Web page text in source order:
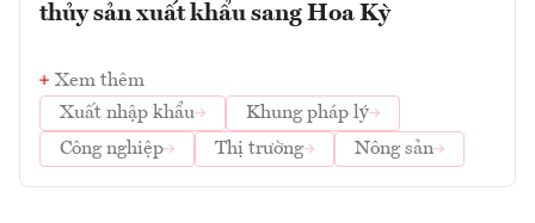
thủy sản xuất khẩu sang Hoa Kỳ
Xem thêm
Xuất nhập khẩu
Khung pháp lý
Công nghiệp
Thị trường Nông sản